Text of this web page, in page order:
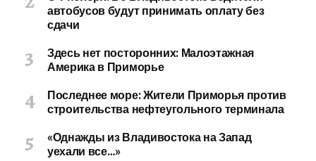
автобусов будут принимать оплату без
сдачи
Здесь нет посторонних: Малоэтажная
Америка в Приморье
Последнее море: Жители Приморья против
строительства нефтеугольного терминала
«Однажды из Владивостока на Запад
уехали все…»